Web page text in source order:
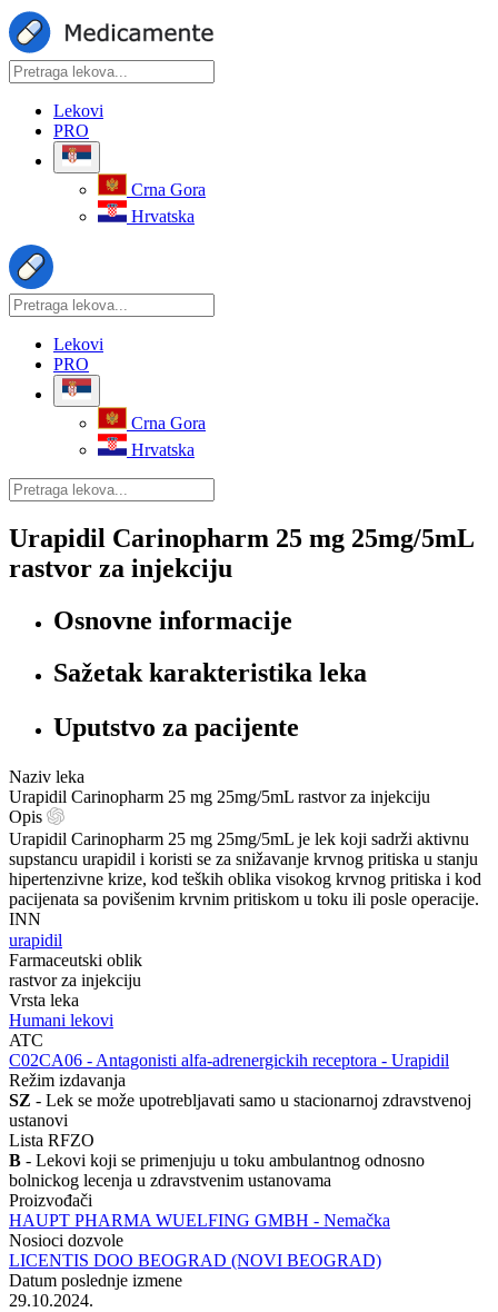
Lekovi
PRO
Crna Gora
Hrvatska
Lekovi
PRO
Crna Gora
Hrvatska
Urapidil Carinopharm 25 mg 25mg/5mL
rastvor za injekciju
Osnovne informacije
Sažetak karakteristika leka
Uputstvo za pacijente
Naziv leka
Urapidil Carinopharm 25 mg 25mg/5mL rastvor za injekciju
Opis
Urapidil Carinopharm 25 mg 25mg/5mL je lek koji sadrži aktivnu
supstancu urapidil i koristi se za snižavanje krvnog pritiska u stanju
hipertenzivne krize, kod teških oblika visokog krvnog pritiska i kod
pacijenata sa povišenim krvnim pritiskom u toku ili posle operacije.
INN
urapidil
Farmaceutski oblik
rastvor za injekciju
Vrsta leka
Humani lekovi
ATC
‍C02CA06 - Antagonisti alfa-adrenergickih receptora - Urapidil
Režim izdavanja
SZ - Lek se može upotrebljavati samo u stacionarnoj zdravstvenoj
ustanovi
Lista RFZO
B - Lekovi koji se primenjuju u toku ambulantnog odnosno
bolnickog lecenja u zdravstvenim ustanovama
Proizvođači
HAUPT PHARMA WUELFING GMBH - Nemačka
Nosioci dozvole
LICENTIS DOO BEOGRAD (NOVI BEOGRAD)
Datum poslednje izmene
29.10.2024.